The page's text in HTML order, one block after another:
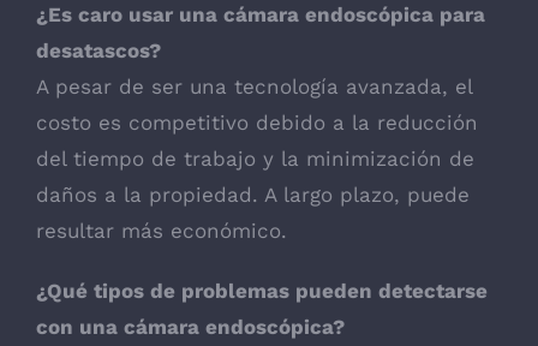
¿Es caro usar una cámara endoscópica para
desatascos?
A pesar de ser una tecnología avanzada, el
costo es competitivo debido a la reducción
del tiempo de trabajo y la minimización de
daños a la propiedad. A largo plazo, puede
resultar más económico.
¿Qué tipos de problemas pueden detectarse
con una cámara endoscópica?